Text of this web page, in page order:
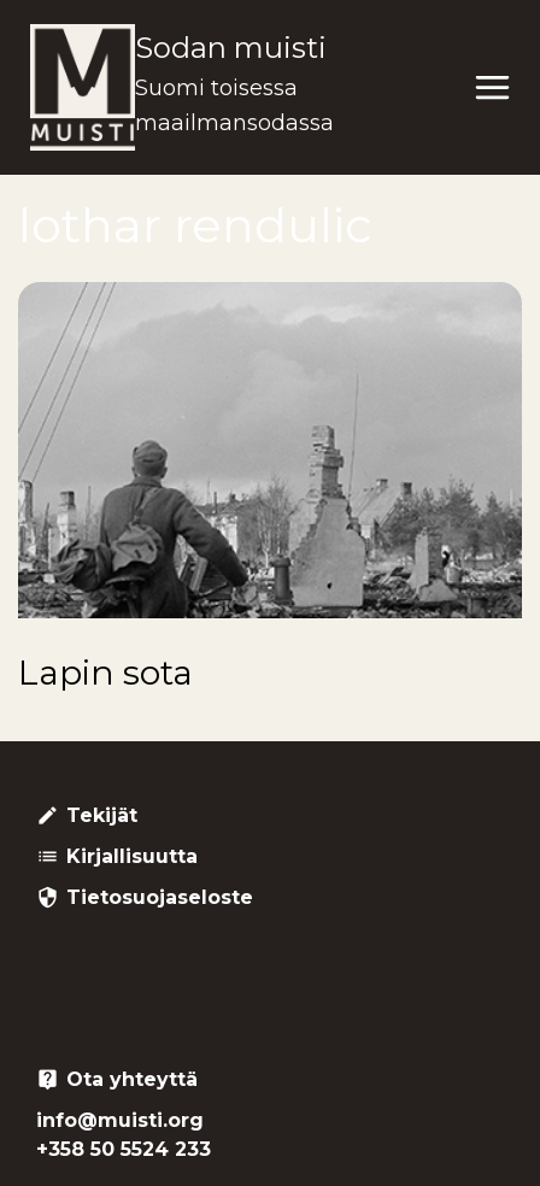
sisältöön
Sodan muisti
Suomi toisessa
maailmansodassa
Lapin sota
create Tekijät
list Kirjallisuutta
security Tietosuojaseloste
live_help
Ota yhteyttä
info@muisti.org
+358 50 5524 233